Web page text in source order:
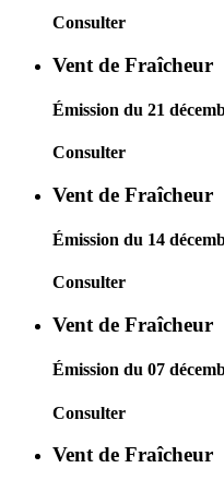
Consulter
Vent de Fraîcheur
Émission du 21
Consulter
Vent de Fraîcheur
Émission du 14
Consulter
Vent de Fraîcheur
Émission du 07
Consulter
Vent de Fraîcheur